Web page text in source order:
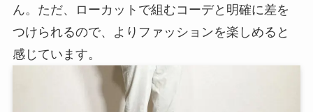
ん。ただ、ローカットで組むコーデと明確に差を
つけられるので、よりファッションを楽しめると
感じています。